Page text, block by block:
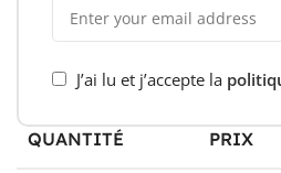
J’ai lu et j’accepte la
QUANTITÉ PRIX